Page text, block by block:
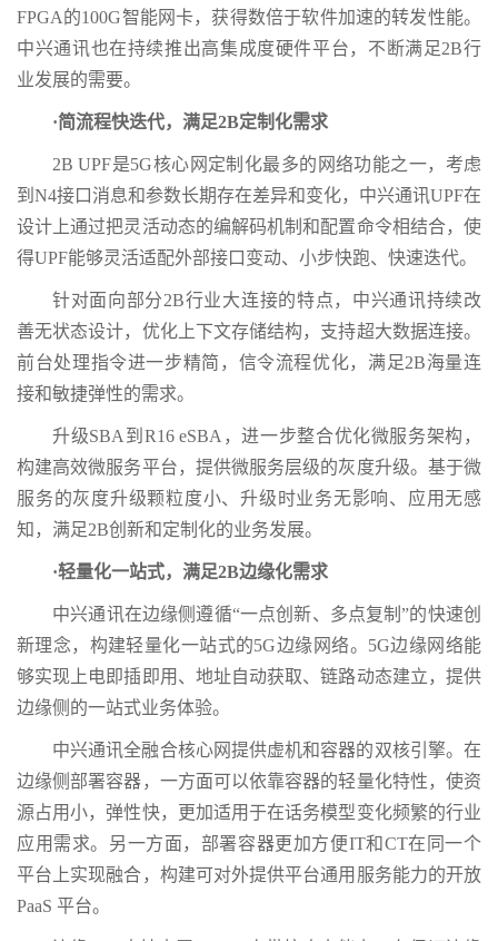
FPGA的100G智能网卡，获得数倍于软件加速的转发性能。
中兴通讯也在持续推出高集成度硬件平台，不断满足2B行
业发展的需要。
·简流程快迭代，满足2B定制化需求
2B UPF是5G核心网定制化最多的网络功能之一，考虑
到N4接口消息和参数长期存在差异和变化，中兴通讯UPF在
设计上通过把灵活动态的编解码机制和配置命令相结合，使
得UPF能够灵活适配外部接口变动、小步快跑、快速迭代。
针对面向部分2B行业大连接的特点，中兴通讯持续改
善无状态设计，优化上下文存储结构，支持超大数据连接。
前台处理指令进一步精简，信令流程优化，满足2B海量连
接和敏捷弹性的需求。
升级SBA到R16 eSBA，进一步整合优化微服务架构，
构建高效微服务平台，提供微服务层级的灰度升级。基于微
服务的灰度升级颗粒度小、升级时业务无影响、应用无感
知，满足2B创新和定制化的业务发展。
·轻量化一站式，满足2B边缘化需求
中兴通讯在边缘侧遵循“一点创新、多点复制”的快速创
新理念，构建轻量化一站式的5G边缘网络。5G边缘网络能
够实现上电即插即用、地址自动获取、链路动态建立，提供
边缘侧的一站式业务体验。
中兴通讯全融合核心网提供虚机和容器的双核引擎。在
边缘侧部署容器，一方面可以依靠容器的轻量化特性，使资
源占用小，弹性快，更加适用于在话务模型变化频繁的行业
应用需求。另一方面，部署容器更加方便IT和CT在同一个
平台上实现融合，构建可对外提供平台通用服务能力的开放
PaaS 平台。